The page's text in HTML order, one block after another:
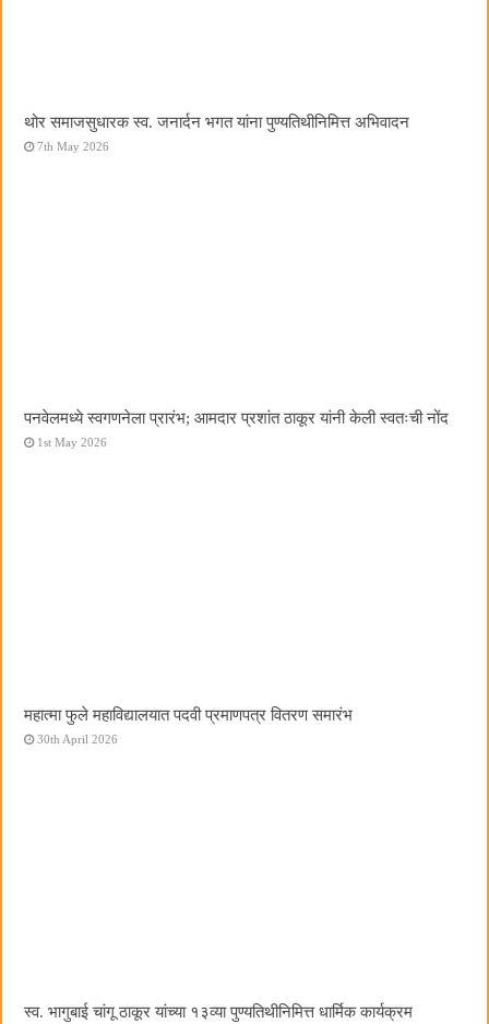
थोर समाजसुधारक स्व. जनार्दन भगत यांना पुण्यतिथीनिमित्त अभिवादन
7th May 2026
पनवेलमध्ये स्वगणनेला प्रारंभ; आमदार प्रशांत ठाकूर यांनी केली स्वतःची नोंद
1st May 2026
महात्मा फुले महाविद्यालयात पदवी प्रमाणपत्र वितरण समारंभ
30th April 2026
स्व. भागुबाई चांगू ठाकूर यांच्या १३व्या पुण्यतिथीनिमित्त धार्मिक कार्यक्रम